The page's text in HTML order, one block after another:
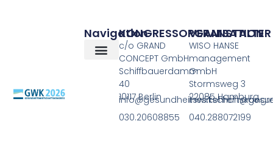
Navigation VERANSTALTER
WISO HANSE
management
GmbH
Stormsweg 3
22085 Hamburg
040.288072199
KONGRESSORGANISATION
c/o GRAND
CONCEPT GmbH
Schiffbauerdamm
40
10117 Berlin
030.20608855